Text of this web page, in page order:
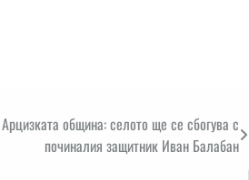
община: селото ще се сбогува с
починалия защитник Иван Балабан